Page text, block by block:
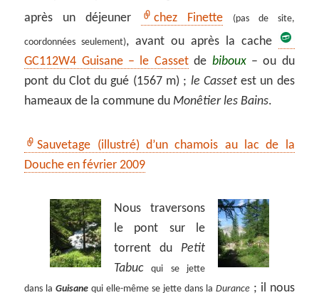
après un déjeuner
chez Finette (pas de site,
coordonnées seulement), avant ou après la cache
GC112W4 Guisane – le Cassetde biboux– ou du
pont du Clot du gué (1567 m) ; le Cassetest un des
hameaux de la commune du Monêtier les Bains.
Sauvetage (illustré) d’un chamois au lac de la
Douche en février 2009
Nous traversons
le pont sur le
torrent du Petit
Tabuc
qui se jette
dans laGuisane qui elle-même se jette dans la Durance; il nous